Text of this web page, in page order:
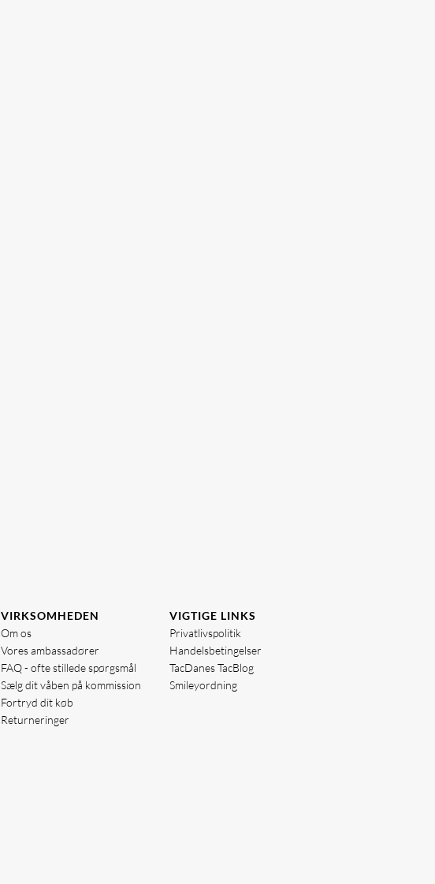
VIRKSOMHEDEN
Om os
Vores ambassadører
FAQ - ofte stillede spørgsmål
Sælg dit våben på kommission
Fortryd dit køb
Returneringer
VIGTIGE LINKS
Privatlivspolitik
Handelsbetingelser
TacDanes TacBlog
Smileyordning